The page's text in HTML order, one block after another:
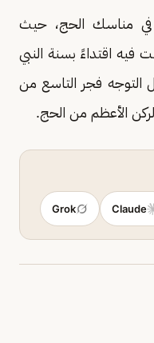
في مناسك الحج، حيث
فيه اقتداءً بسنة النبي
فجر التاسع من
الأعظم من الحج.
Claude
Grok